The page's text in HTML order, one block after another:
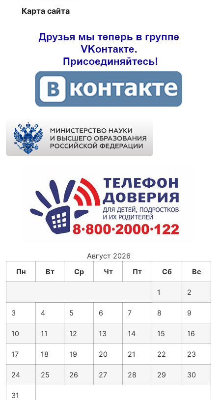
Карта сайта
Август 2026
Пн
Вт Ср Чт Пт Сб Вс
1 2
3 4 5 6 7 8 9
10 11 12 13 14 15 16
17 18 19 20 21 22 23
24 25 26 27 28 29 30
31